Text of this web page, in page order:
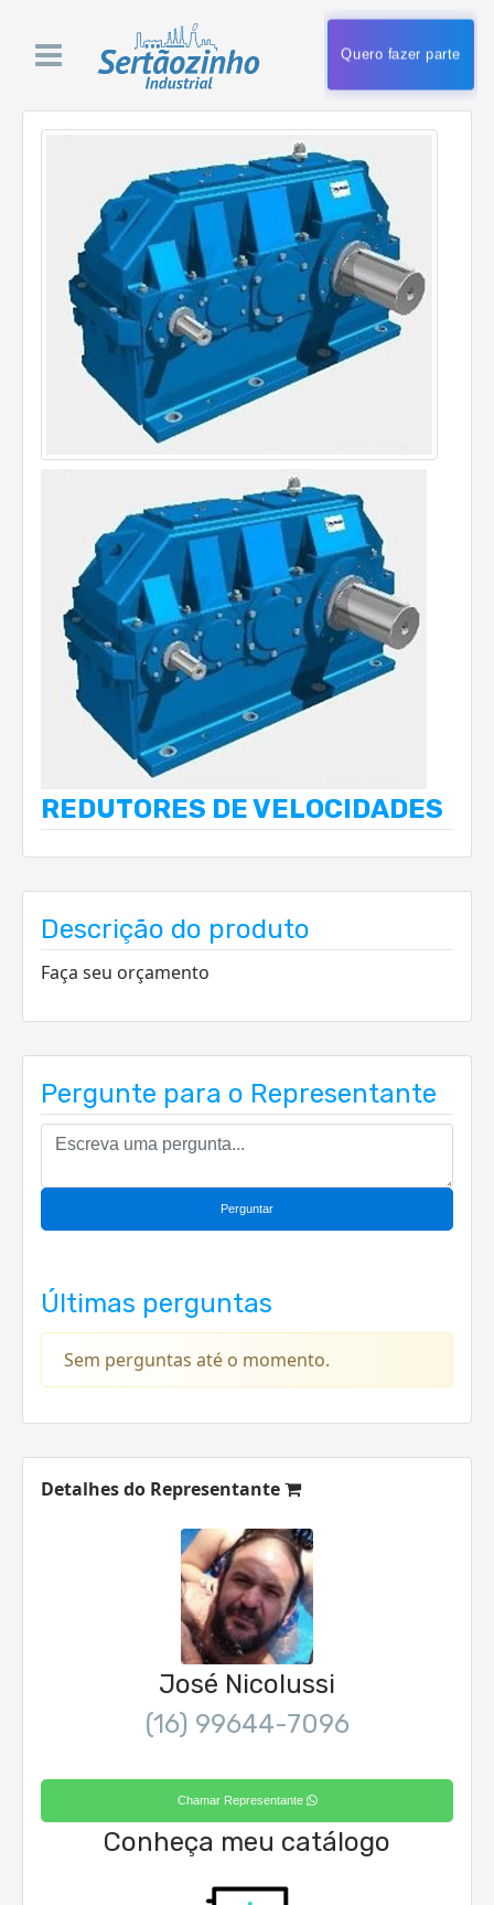
Quero fazer parte
REDUTORES DE VELOCIDADES
Descrição do produto
Faça seu orçamento
Pergunte para o Representante
Perguntar
Últimas perguntas
Sem perguntas até o momento.
Detalhes do Representante
José Nicolussi
(16) 99644-7096
Chamar Representante
Conheça meu catálogo